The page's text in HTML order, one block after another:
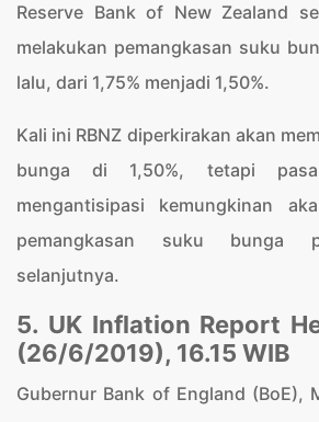
Reserve Bank of New Zealand
melakukan pemangkasan suku
lalu, dari 1,75% menjadi 1,50%.
Kali ini RBNZ diperkirakan akan
bunga di 1,50%, tetapi
mengantisipasi kemungkinan
pemangkasan suku bunga
selanjutnya.
5. UK Inflation Report
(26/6/2019), 16.15 WIB
Gubernur Bank of England (BoE),